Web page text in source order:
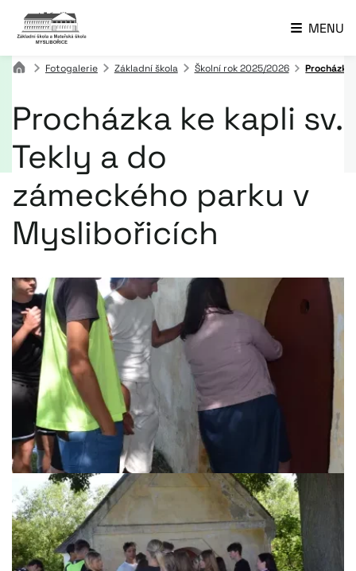
MENU
Fotogalerie Základní škola Školní rok 2025/2026
Procházka ke kapli sv.
Tekly a do
zámeckého parku v
Myslibořicích